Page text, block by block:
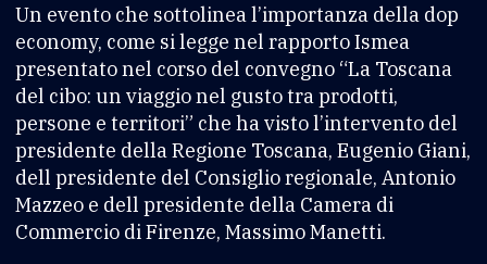
Un evento che sottolinea l’importanza della dop
economy, come si legge nel rapporto Ismea
presentato nel corso del convegno “La Toscana
del cibo: un viaggio nel gusto tra prodotti,
persone e territori” che ha visto l’intervento del
presidente della Regione Toscana, Eugenio Giani,
dell presidente del Consiglio regionale, Antonio
Mazzeo e dell presidente della Camera di
Commercio di Firenze, Massimo Manetti.